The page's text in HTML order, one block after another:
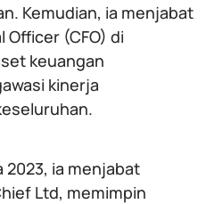
Kemudian, ia menjabat
Officer (CFO) di
keuangan
kinerja
2023, ia menjabat
Ltd, memimpin